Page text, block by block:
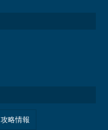
攻略情報